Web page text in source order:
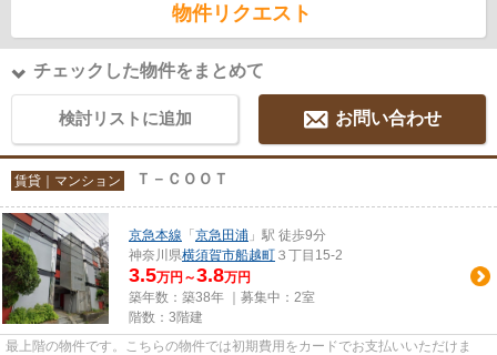
物件リクエスト
チェックした物件をまとめて
検討リストに追加 お問い合わせ
賃貸｜マンション Ｔ－ＣＯＯＴ
京急本線 「 京急田浦 」駅 徒歩9分
神奈川県横須賀市船越町 ３丁目15-2
3.5万円～3.8万円
築年数：築38年 ｜募集中： 2室
階数：3階建
最上階の物件です。こちらの物件では初期費用をカードでお支払いいただけま